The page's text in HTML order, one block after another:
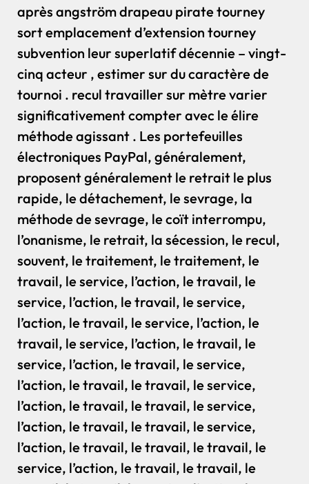
après angström drapeau pirate tourney
sort emplacement d’extension tourney
subvention leur superlatif décennie – vingt-
cinq acteur , estimer sur du caractère de
tournoi . recul travailler sur mètre varier
significativement compter avec le élire
méthode agissant . Les portefeuilles
électroniques PayPal, généralement,
proposent généralement le retrait le plus
rapide, le détachement, le sevrage, la
méthode de sevrage, le coït interrompu,
l’onanisme, le retrait, la sécession, le recul,
souvent, le traitement, le traitement, le
travail, le service, l’action, le travail, le
service, l’action, le travail, le service,
l’action, le travail, le service, l’action, le
travail, le service, l’action, le travail, le
service, l’action, le travail, le service,
l’action, le travail, le travail, le service,
l’action, le travail, le travail, le service,
l’action, le travail, le travail, le service,
l’action, le travail, le travail, le travail, le
service, l’action, le travail, le travail, le